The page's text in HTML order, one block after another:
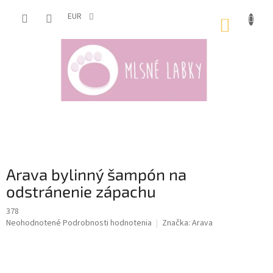
EUR
Arava bylinný šampón na
odstránenie zápachu
378
Priemerné
Neohodnotené Podrobnosti hodnotenia Značka: Arava